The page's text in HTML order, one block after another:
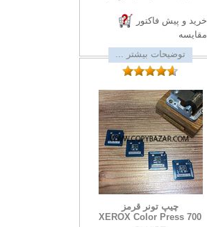
خرید و پیش فاکتور
مقایسه
توضیحات بیشتر ...
چیپ تونر قرمز
XEROX Color Press 700